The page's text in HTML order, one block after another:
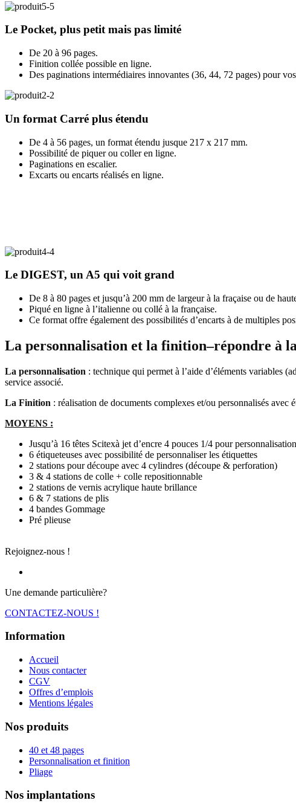
Le Pocket, plus petit mais pas limité
De 20 à 96 pages.
Finition collée possible en ligne.
Des paginations intermédiaires innovantes (36, 44, 72 pages) pour
Un format Carré plus étendu
De 4 à 56 pages, un format étendu jusque 217 x 217 mm.
Possibilité de piquer ou coller en ligne.
Paginations en escalier.
Excarts ou encarts réalisés en ligne.
Le DIGEST, un A5 qui voit grand
De 8 à 80 pages et jusqu’à 200 mm de largeur à la fraçaise ou de
Piqué en ligne à l’italienne ou collé à la française.
Ce format offre également des possibilités d’encarts à de multiples
La personnalisation et la finition–répondre à
La personnalisation : technique qui permet à l’aide d’éléments variables
service associé.
La Finition : réalisation de documents complexes et/ou personnalisés
MOYENS :
Jusqu’à 16 têtes Scitexà jet d’encre 4 pouces 1/4 pour personnalisation
6 étiqueteuses avec possibilité de personnaliser les étiquettes
2 stations pour découpe avec 4 cylindres (découpe & perforation)
3 & 4 stations de colle + colle repositionnable
2 stations de vernis acrylique haute brillance
6 & 7 stations de plis
4 bandes Gommage
Pré plieuse
Rejoignez-nous !
Une demande particulière?
CONTACTEZ-NOUS !
Information
Accueil
Nous contacter
CGV
Offres d’emplois
Mentions légales
Nos produits
40 et 48 pages
Personnalisation et finition
Pliage
Nos implantations